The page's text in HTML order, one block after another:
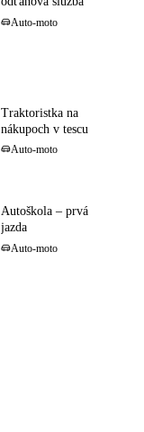
Auto-moto
Traktoristka na
nákupoch v tescu
Auto-moto
Autoškola – prvá
jazda
Auto-moto